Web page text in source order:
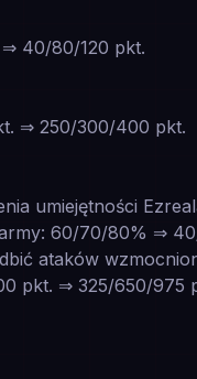
40/80/120 pkt.
⇒ 250/300/400 pkt.
umiejętności
60/70/80% ⇒
ataków
pkt. ⇒ 325/650/975